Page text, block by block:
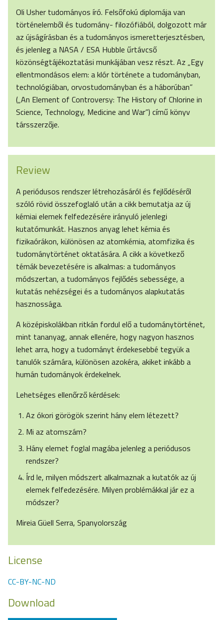
Oli Usher tudományos író. Felsőfokú diplomája van
történelemből és tudomány- filozófiából, dolgozott már
az újságírásban és a tudományos ismeretterjesztésben,
és jelenleg a NASA / ESA Hubble űrtávcső
közönségtájékoztatási munkájában vesz részt. Az „Egy
ellentmondásos elem: a klór története a tudományban,
technológiában, orvostudományban és a háborúban”
(„An Element of Controversy: The History of Chlorine in
Science, Technology, Medicine and War”) című könyv
társszerzője.
Review
A periódusos rendszer létrehozásáról és fejlődéséről
szóló rövid összefoglaló után a cikk bemutatja az új
kémiai elemek felfedezésére irányuló jelenlegi
kutatómunkát. Hasznos anyag lehet kémia és
fizikaórákon, különösen az atomkémia, atomfizika és
tudománytörténet oktatására. A cikk a következő
témák bevezetésére is alkalmas: a tudományos
módszertan, a tudományos fejlődés sebessége, a
kutatás nehézségei és a tudományos alapkutatás
hasznossága.
A középiskolákban ritkán fordul elő a tudománytörténet,
mint tananyag, annak ellenére, hogy nagyon hasznos
lehet arra, hogy a tudományt érdekesebbé tegyük a
tanulók számára, különösen azokéra, akiket inkább a
humán tudományok érdekelnek.
Lehetséges ellenőrző kérdések:
Az ókori görögök szerint hány elem létezett?
Mi az atomszám?
Hány elemet foglal magába jelenleg a periódusos
rendszer?
Írd le, milyen módszert alkalmaznak a kutatók az új
elemek felfedezésére. Milyen problémákkal jár ez a
módszer?
Mireia Güell Serra, Spanyolország
License
CC-BY-NC-ND
Download